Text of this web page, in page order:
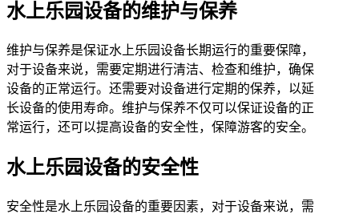
水上乐园设备的维护与保养
维护与保养是保证水上乐园设备长期运行的重要保障，
对于设备来说，需要定期进行清洁、检查和维护，确保
设备的正常运行。还需要对设备进行定期的保养，以延
长设备的使用寿命。维护与保养不仅可以保证设备的正
常运行，还可以提高设备的安全性，保障游客的安全。
水上乐园设备的安全性
安全性是水上乐园设备的重要因素，对于设备来说，需